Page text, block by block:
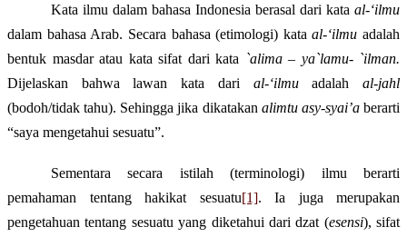
Kata ilmu dalam bahasa Indonesia berasal dari kata al-‘ilmu
dalam bahasa Arab. Secara bahasa (etimologi) kataal-‘ilmu adalah
bentuk masdar atau kata sifat dari kata `alima – ya`lamu- `ilman.
Dijelaskan bahwa lawan kata dari al-‘ilmuadalahal-jahl
(bodoh/tidak tahu). Sehingga jika dikatakan alimtu asy-syai’aberarti
“saya mengetahui sesuatu”.
Sementara secara istilah (terminologi) ilmu berarti
pemahaman tentang hakikat sesuatu[1]. Ia juga merupakan
pengetahuan tentang sesuatu yang diketahui dari dzat (esensi), sifat